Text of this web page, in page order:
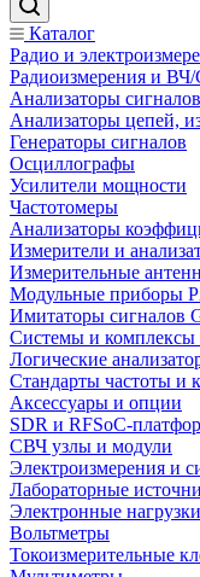
Каталог
Радио и
Радиоизмерения и
Анализаторы
Анализаторы цепей,
Генераторы сигналов
Осциллографы
Усилители мощности
Частотомеры
Анализаторы
Измерители и
Измерительные
Модульные приборы
Имитаторы
Системы и комплексы
Логические
Стандарты частоты и
Аксессуары и опции
SDR и
СВЧ узлы и модули
Электроизмерения и
Лабораторные
Электронные нагрузки
Вольтметры
Токоизмерительные